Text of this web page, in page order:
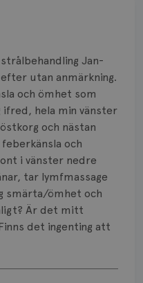
Jan-
utan anmärkning.
och ömhet som
ifred, hela min vänster
och nästan
och
i vänster nedre
tar lymfmassage
smärta/ömhet och
Är det mitt
det ingenting att